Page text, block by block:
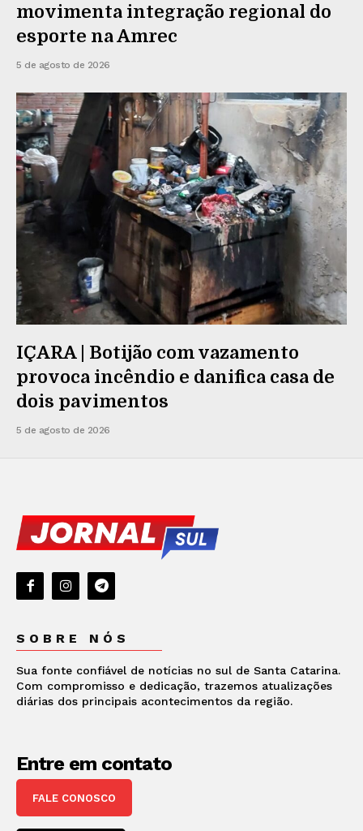
movimenta integração regional do
esporte na Amrec
5 de agosto de 2026
IÇARA | Botijão com vazamento
provoca incêndio e danifica casa de
dois pavimentos
5 de agosto de 2026
SOBRE NÓS
Sua fonte confiável de notícias no sul de Santa Catarina.
Com compromisso e dedicação, trazemos atualizações
diárias dos principais acontecimentos da região.
Entre em contato
FALE CONOSCO